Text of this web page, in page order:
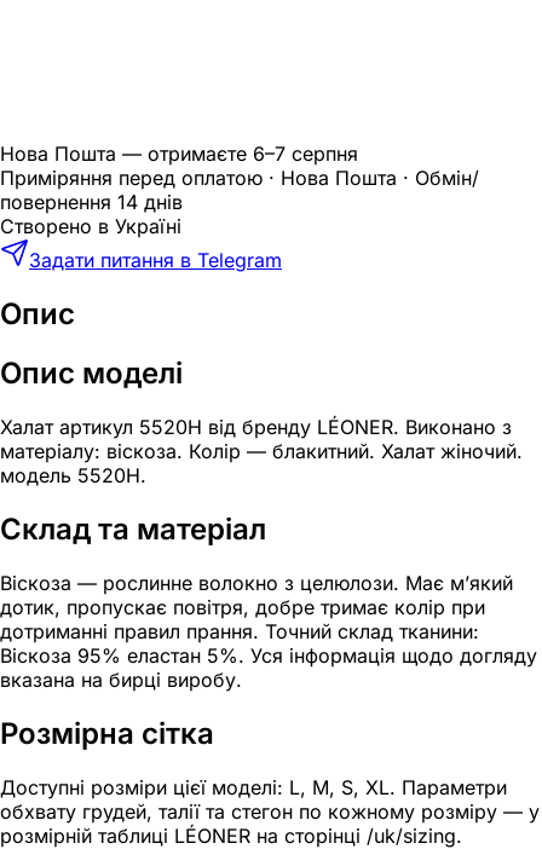
Нова Пошта — отримаєте 6–7 серпня
Приміряння перед оплатою · Нова Пошта · Обмін/
повернення 14 днів
Створено в Україні
Задати питання в Telegram
Опис
Опис моделі
Халат артикул 5520Н від бренду LÉONER. Виконано з
матеріалу: віскоза. Колір — блакитний. Халат жіночий.
модель 5520Н.
Склад та матеріал
Віскоза — рослинне волокно з целюлози. Має м’який
дотик, пропускає повітря, добре тримає колір при
дотриманні правил прання. Точний склад тканини:
Віскоза 95% еластан 5%. Уся інформація щодо догляду
вказана на бирці виробу.
Розмірна сітка
Доступні розміри цієї моделі: L, M, S, XL. Параметри
обхвату грудей, талії та стегон по кожному розміру — у
розмірній таблиці LÉONER на сторінці /uk/sizing.